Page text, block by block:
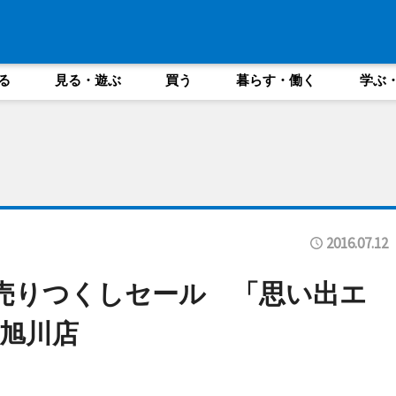
見る・遊ぶ 買う 暮らす・働く 学ぶ
2016.07.12
りつくしセール 「思い出エ
川店